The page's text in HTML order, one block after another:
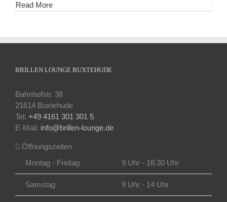
Read More
BRILLEN LOUNGE BUXTEHUDE
Bahnhofstr. 38
21614 Buxtehude
Tel: +49 4161 301 301 5
E-Mail: info@brillen-lounge.de
Öffnungszeiten
Montag - Freitag
9 Uhr - 18.30 Uhr
Samstag 9 Uhr - 14 Uhr